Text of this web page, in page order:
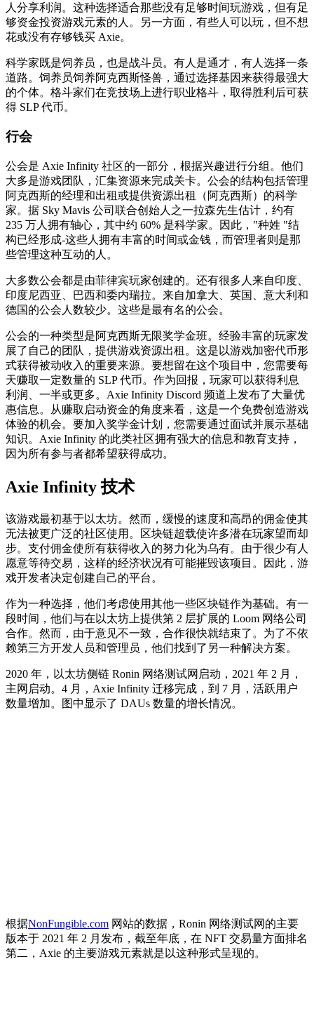
人分享利润。这种选择适合那些没有足够时间玩游戏，但有足
够资金投资游戏元素的人。另一方面，有些人可以玩，但不想
花或没有存够钱买 Axie。
科学家既是饲养员，也是战斗员。有人是通才，有人选择一条
道路。饲养员饲养阿克西斯怪兽，通过选择基因来获得最强大
的个体。格斗家们在竞技场上进行职业格斗，取得胜利后可获
得 SLP 代币。
行会
公会是 Axie Infinity 社区的一部分，根据兴趣进行分组。他们
大多是游戏团队，汇集资源来完成关卡。公会的结构包括管理
阿克西斯的经理和出租或提供资源出租（阿克西斯）的科学
家。据 Sky Mavis 公司联合创始人之一拉森先生估计，约有
235 万人拥有轴心，其中约 60% 是科学家。因此，"种姓 "结
构已经形成-这些人拥有丰富的时间或金钱，而管理者则是那
些管理这种互动的人。
大多数公会都是由菲律宾玩家创建的。还有很多人来自印度、
印度尼西亚、巴西和委内瑞拉。来自加拿大、英国、意大利和
德国的公会人数较少。这些是最有名的公会。
公会的一种类型是阿克西斯无限奖学金班。经验丰富的玩家发
展了自己的团队，提供游戏资源出租。这是以游戏加密代币形
式获得被动收入的重要来源。要想留在这个项目中，您需要每
天赚取一定数量的 SLP 代币。作为回报，玩家可以获得利息
利润、一半或更多。Axie Infinity Discord 频道上发布了大量优
惠信息。从赚取启动资金的角度来看，这是一个免费创造游戏
体验的机会。要加入奖学金计划，您需要通过面试并展示基础
知识。Axie Infinity 的此类社区拥有强大的信息和教育支持，
因为所有参与者都希望获得成功。
Axie Infinity 技术
该游戏最初基于以太坊。然而，缓慢的速度和高昂的佣金使其
无法被更广泛的社区使用。区块链超载使许多潜在玩家望而却
步。支付佣金使所有获得收入的努力化为乌有。由于很少有人
愿意等待交易，这样的经济状况有可能摧毁该项目。因此，游
戏开发者决定创建自己的平台。
作为一种选择，他们考虑使用其他一些区块链作为基础。有一
段时间，他们与在以太坊上提供第 2 层扩展的 Loom 网络公司
合作。然而，由于意见不一致，合作很快就结束了。为了不依
赖第三方开发人员和管理员，他们找到了另一种解决方案。
2020 年，以太坊侧链 Ronin 网络测试网启动，2021 年 2 月，
主网启动。4 月，Axie Infinity 迁移完成，到 7 月，活跃用户
数量增加。图中显示了 DAUs 数量的增长情况。
根据NonFungible.com 网站的数据，Ronin 网络测试网的主要
版本于 2021 年 2 月发布，截至年底，在 NFT 交易量方面排名
第二，Axie 的主要游戏元素就是以这种形式呈现的。